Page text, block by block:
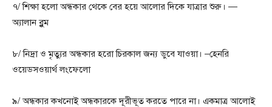
৭/ শিক্ষা হলো অন্ধকার থেকে বের হয়ে আলোর দিকে যাত্রার শুরু। —
অ্যালান ব্লুম
৮/ নিদ্রা ও মৃত্যুর অন্ধকার হরো চিরকাল জন্য ডুবে যাওয়া। –হেনরি
ওয়েডসওয়ার্থ লংফেলো
৯/ অন্ধকার কখনোই অন্ধকারকে দূরীভূত করতে পারে না। একমাত্র আলোই